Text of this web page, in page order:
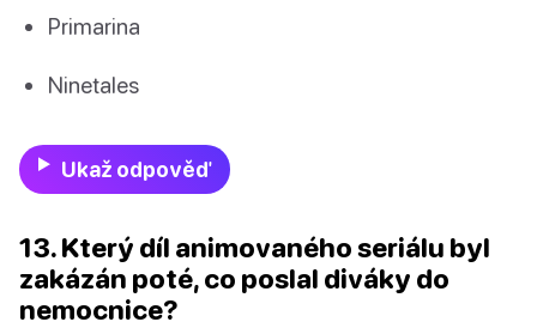
Primarina
Ninetales
Ukaž odpověď
13. Který díl animovaného seriálu byl
zakázán poté, co poslal diváky do
nemocnice?